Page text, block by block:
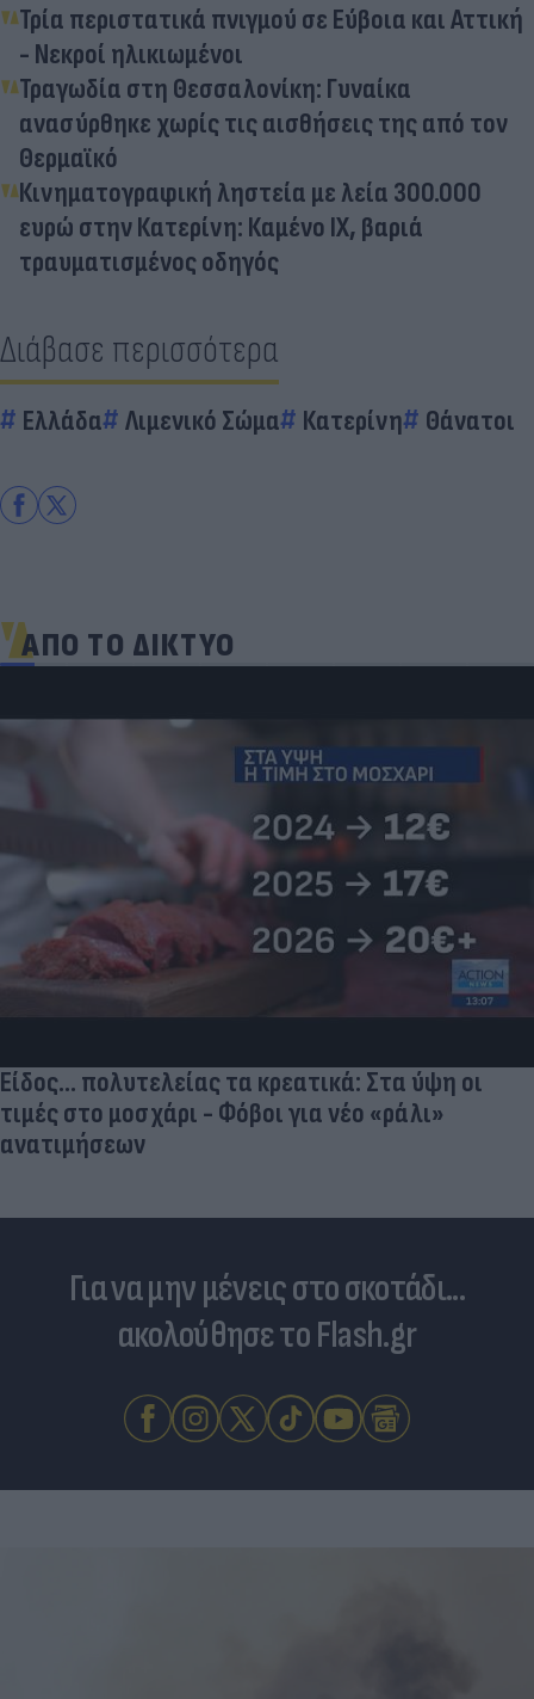
Τρία περιστατικά πνιγμού σε Εύβοια και Αττική
- Νεκροί ηλικιωμένοι
Τραγωδία στη Θεσσαλονίκη: Γυναίκα
ανασύρθηκε χωρίς τις αισθήσεις της από τον
Θερμαϊκό
Κινηματογραφική ληστεία με λεία 300.000
ευρώ στην Κατερίνη: Καμένο ΙΧ, βαριά
τραυματισμένος οδηγός
Διάβασε περισσότερα
Ελλάδα Λιμενικό Σώμα Κατερίνη Θάνατοι
ΑΠΟ ΤΟ ΔΙΚΤΥΟ
«Μια θεά για τον θεό» - Η κυρία Μέσι
εντυπωσίασε στο Instagram, την σχολίασε και η
Για να μην μένεις στο σκοτάδι...
ακολούθησε το Flash.gr